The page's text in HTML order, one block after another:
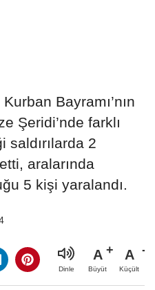
Bayramı’nın
Şeridi’nde farklı
saldırılarda 2
aralarında
5 kişi yaralandı.
Dinle
A
Büyüt
A
Küçült